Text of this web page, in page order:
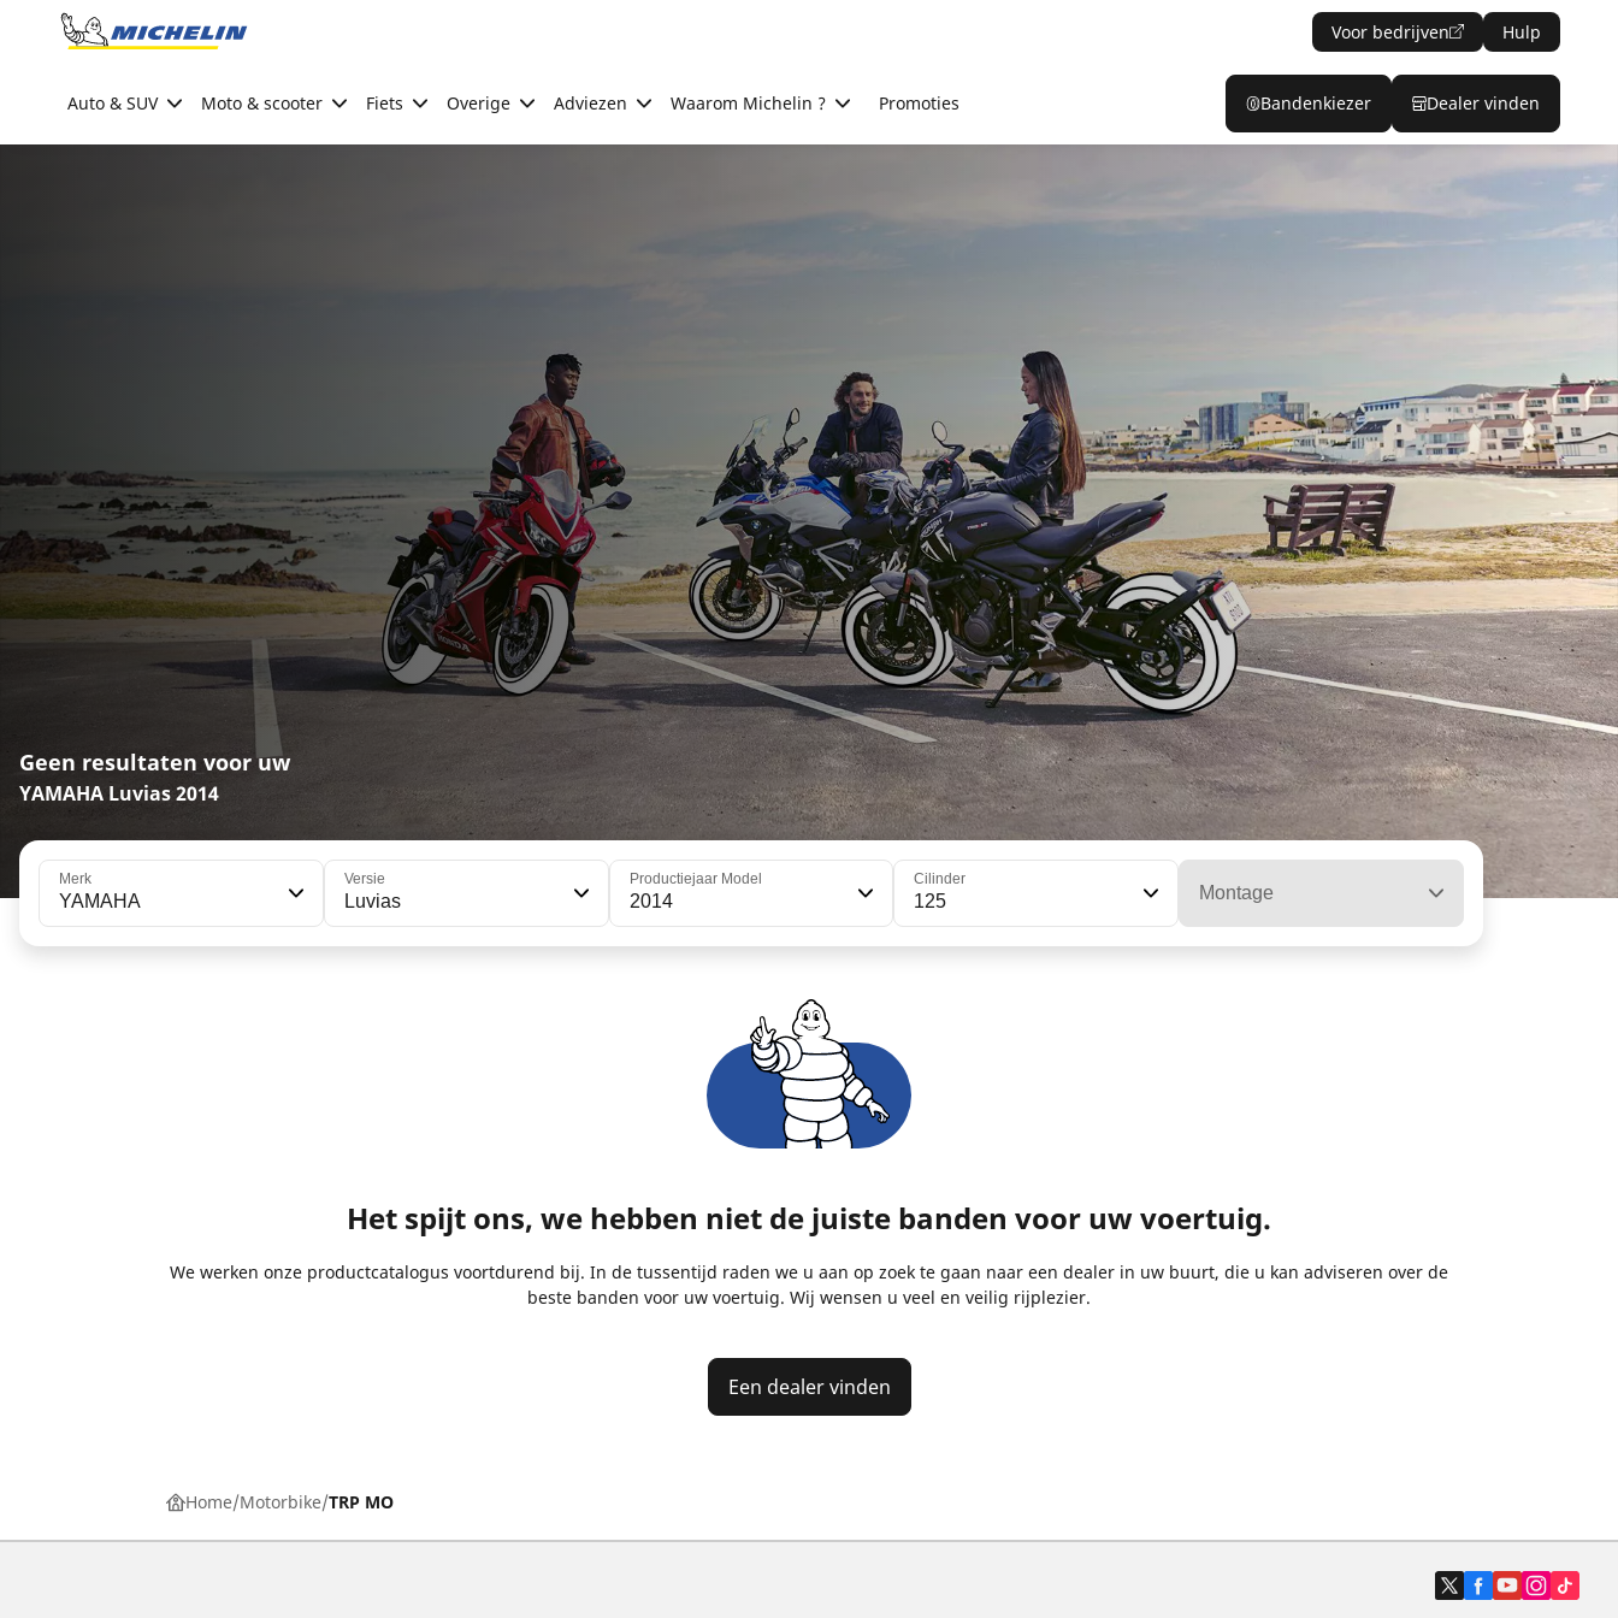
Go to page content
Voor bedrijven Hulp
Auto & SUV Moto & scooter Fiets Overige Adviezen Waarom Michelin ? Promoties Bandenkiezer Dealer vinden
Geen resultaten voor uw
YAMAHA Luvias 2014
Merk
YAMAHA
Versie
Luvias
Productiejaar Model
2014
Cilinder
125 Montage
Het spijt ons, we hebben niet de juiste banden voor uw voertuig.
We werken onze productcatalogus voortdurend bij. In de tussentijd raden we u aan op zoek te gaan naar een dealer in uw buurt, die u kan adviseren over de
beste banden voor uw voertuig. Wij wensen u veel en veilig rijplezier.
Een dealer vinden
Home Motorbike TRP MO